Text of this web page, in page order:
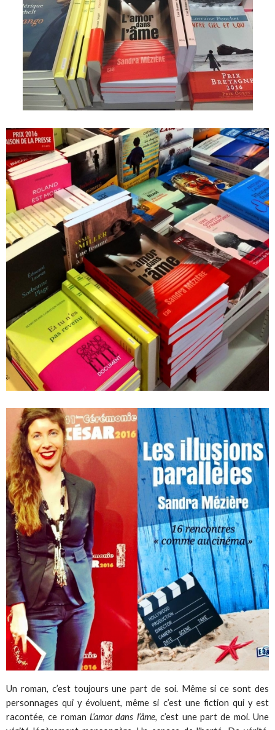
Un roman, c’est toujours une part de soi. Même si ce sont des
personnages qui y évoluent, même si c’est une fiction qui y est
racontée, ce romanL’amor dans l’âme, c’est une part de moi. Une